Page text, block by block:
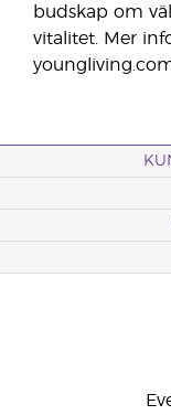
budskap om
vitalitet. Mer